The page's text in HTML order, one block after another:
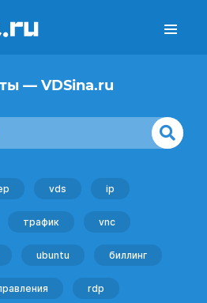
— VDSina.ru
vds ip
трафик vnc
ubuntu биллинг
rdp